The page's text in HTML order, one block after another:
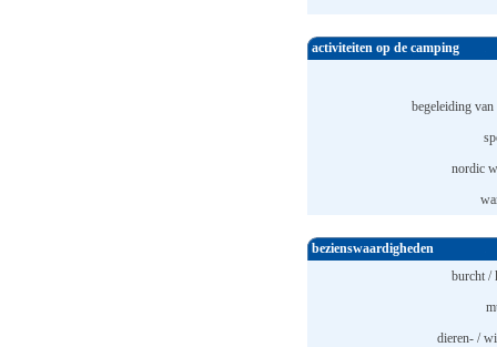
activiteiten op de camping
begeleiding van
nordic
bezienswaardigheden
burcht /
dieren- /